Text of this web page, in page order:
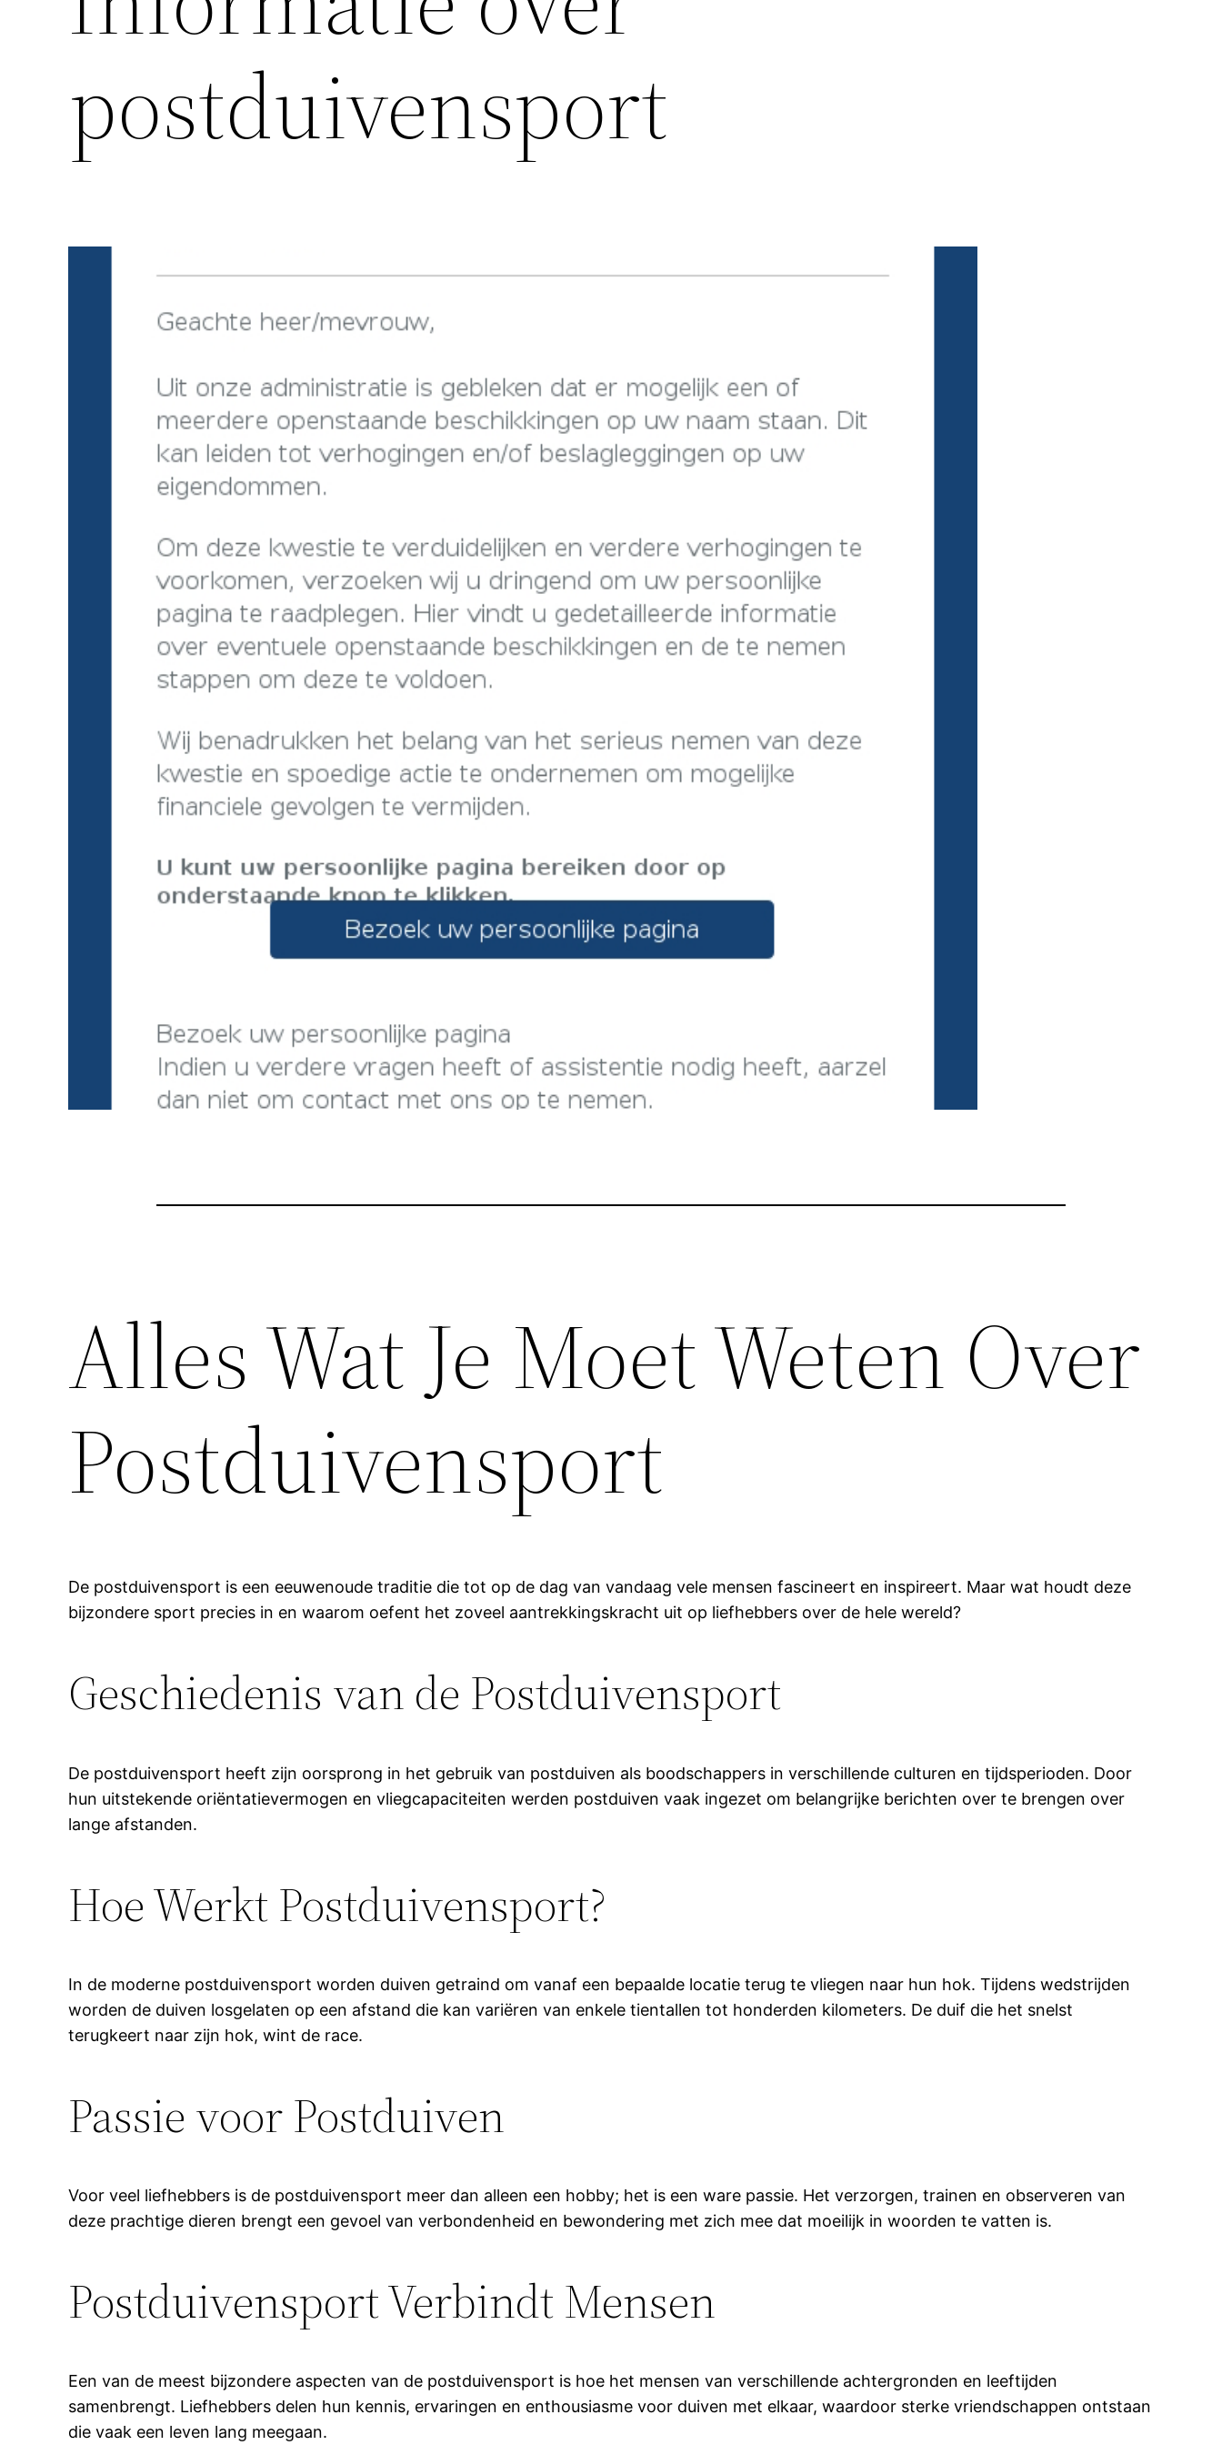
postduivensport
Alles Wat Je Moet Weten Over
Postduivensport
De postduivensport is een eeuwenoude traditie die tot op de dag van vandaag vele mensen fascineert en inspireert. Maar wat houdt deze
bijzondere sport precies in en waarom oefent het zoveel aantrekkingskracht uit op liefhebbers over de hele wereld?
Geschiedenis van de Postduivensport
De postduivensport heeft zijn oorsprong in het gebruik van postduiven als boodschappers in verschillende culturen en tijdsperioden. Door
hun uitstekende oriëntatievermogen en vliegcapaciteiten werden postduiven vaak ingezet om belangrijke berichten over te brengen over
lange afstanden.
Hoe Werkt Postduivensport?
In de moderne postduivensport worden duiven getraind om vanaf een bepaalde locatie terug te vliegen naar hun hok. Tijdens wedstrijden
worden de duiven losgelaten op een afstand die kan variëren van enkele tientallen tot honderden kilometers. De duif die het snelst
terugkeert naar zijn hok, wint de race.
Passie voor Postduiven
Voor veel liefhebbers is de postduivensport meer dan alleen een hobby; het is een ware passie. Het verzorgen, trainen en observeren van
deze prachtige dieren brengt een gevoel van verbondenheid en bewondering met zich mee dat moeilijk in woorden te vatten is.
Postduivensport Verbindt Mensen
Een van de meest bijzondere aspecten van de postduivensport is hoe het mensen van verschillende achtergronden en leeftijden
samenbrengt. Liefhebbers delen hun kennis, ervaringen en enthousiasme voor duiven met elkaar, waardoor sterke vriendschappen ontstaan
die vaak een leven lang meegaan.